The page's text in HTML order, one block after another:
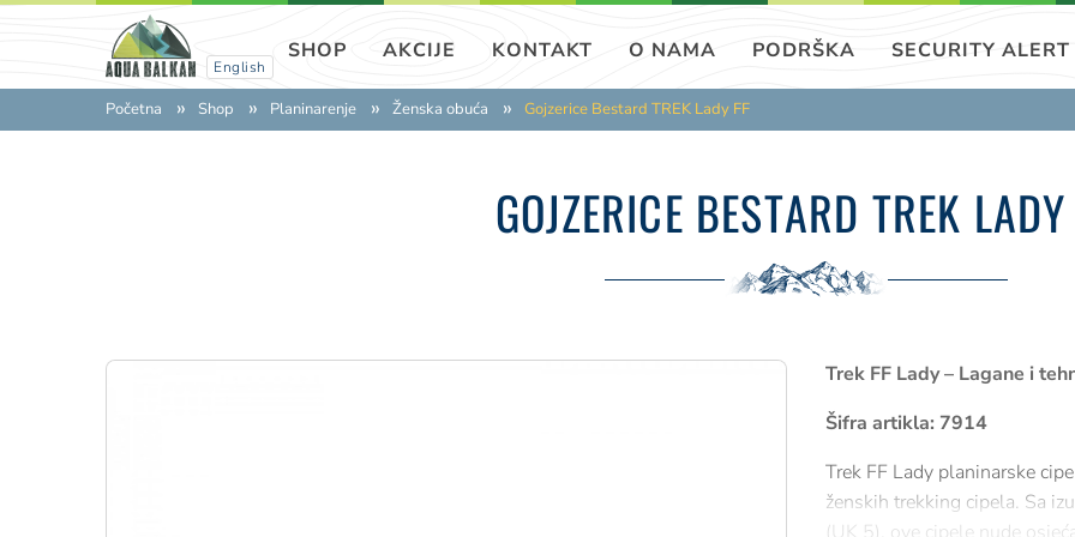
English
SHOP AKCIJE KONTAKT O NAMA PODRŠKA SECURITY ALERT
Početna Shop Planinarenje Ženska obuća Gojzerice Bestard TREK Lady FF
GOJZERICE BESTARD TREK
Trek FF Lady – Lagane i
Šifra artikla: 7914
Trek FF Lady planinarske
ženskih trekking cipela. Sa